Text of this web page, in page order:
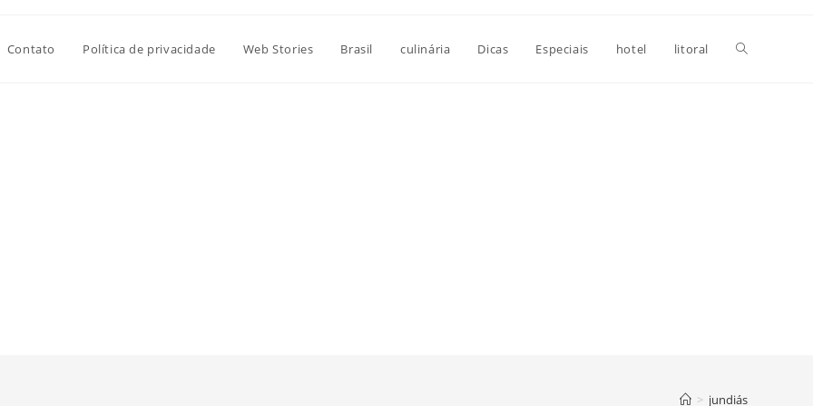
Contato Política de privacidade Web Stories Brasil culinária Dicas Especiais hotel litoral Alternar
> jundiás